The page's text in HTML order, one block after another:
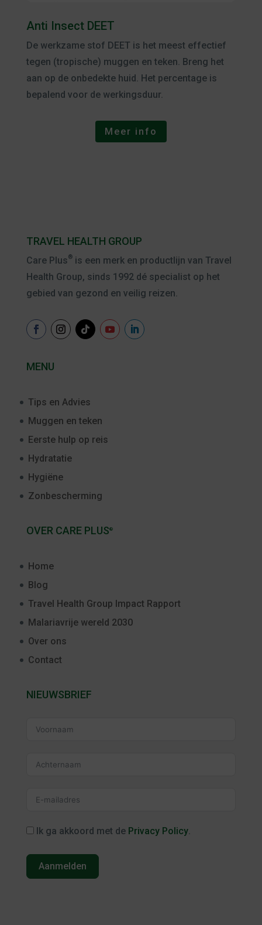
Anti Insect DEET
De werkzame stof DEET is het meest effectief
tegen (tropische) muggen en teken. Breng het
aan op de onbedekte huid. Het percentage is
bepalend voor de werkingsduur.
Meer info
TRAVEL HEALTH GROUP
Care Plus®is een merk en productlijn van Travel
Health Group, sinds 1992 dé specialist op het
gebied van gezond en veilig reizen.
MENU
Tips en Advies
Muggen en teken
Eerste hulp op reis
Hydratatie
Hygiëne
Zonbescherming
OVER CARE PLUS®
Home
Blog
Travel Health Group Impact Rapport
Malariavrije wereld 2030
Over ons
Contact
NIEUWSBRIEF
Ik ga akkoord met de Privacy Policy.
Aanmelden